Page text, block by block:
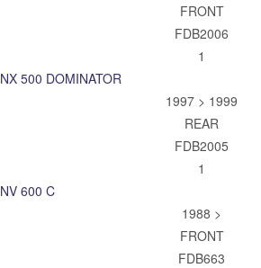
FRONT
FDB2006
1
NX 500 DOMINATOR
1997 > 1999
REAR
FDB2005
1
NV 600 C
1988 >
FRONT
FDB663